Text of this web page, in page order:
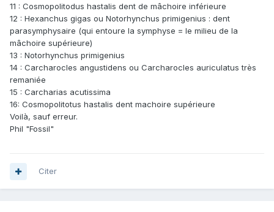
11 : Cosmopolitodus hastalis dent de mâchoire inférieure
12 : Hexanchus gigas ou Notorhynchus primigenius : dent
parasymphysaire (qui entoure la symphyse = le milieu de la
mâchoire supérieure)
13 : Notorhynchus primigenius
14 : Carcharocles angustidens ou Carcharocles auriculatus très
remaniée
15 : Carcharias acutissima
16: Cosmopolitotus hastalis dent machoire supérieure
Voilà, sauf erreur.
Phil "Fossil"
Citer